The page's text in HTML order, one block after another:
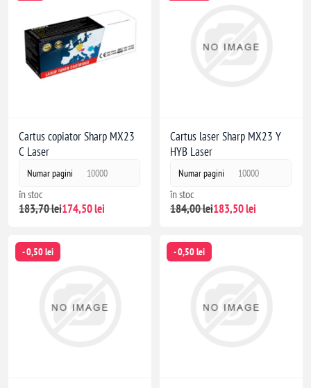
Cartus copiator Sharp MX23
C Laser
Numar pagini 10000
în stoc
183,70 lei174,50 lei
Cartus laser Sharp MX23 Y
HYB Laser
Numar pagini 10000
în stoc
184,00 lei183,50 lei
- 0,50 lei - 0,50 lei